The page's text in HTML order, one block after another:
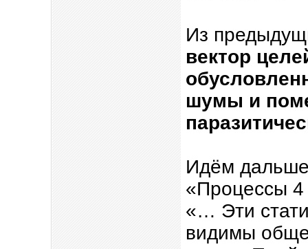
Из
вектор
шумы и
Идём
«Процессы
«… Эти
видимы